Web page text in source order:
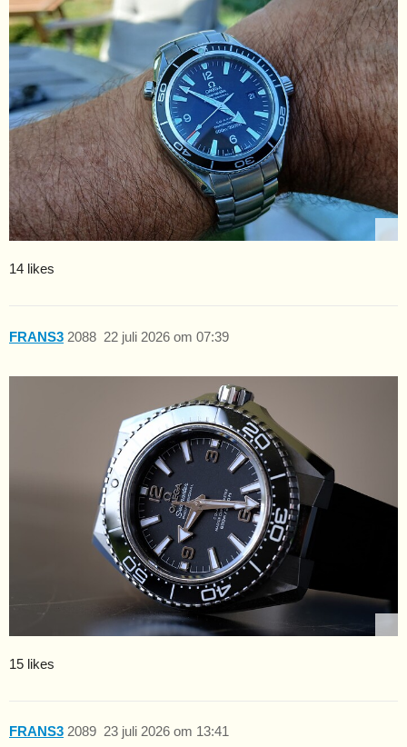
14 likes
FRANS3 22 juli 2026 om 07:39
2088
15 likes
FRANS3 23 juli 2026 om 13:41
2089